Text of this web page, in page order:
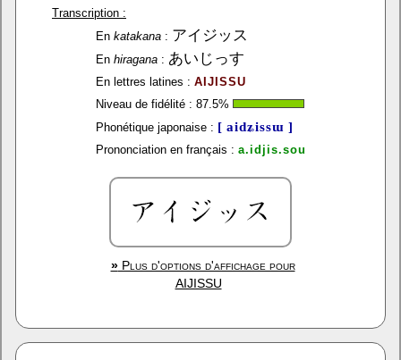
Transcription :
En katakana: アイジッス
En hiragana: あいじっす
En lettres latines : AIJISSU
Niveau de fidélité : 87.5%
Phonétique japonaise : [ aidʑissɯ ]
Prononciation en français : a.idjis.sou
»Plus d'options d'affichage pour
AIJISSU